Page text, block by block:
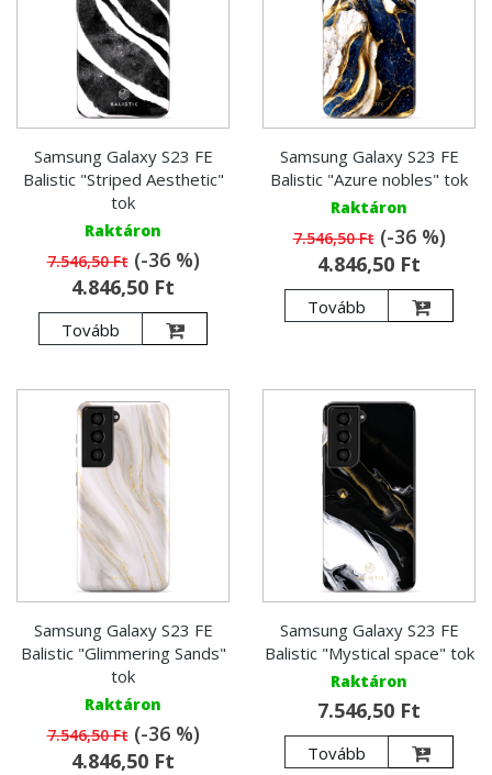
Samsung Galaxy S23 FE
Balistic "Striped Aesthetic"
tok
Raktáron
7.546,50 Ft(-36 %)
4.846,50 Ft
Tovább
Samsung Galaxy S23 FE
Balistic "Azure nobles" tok
Raktáron
7.546,50 Ft(-36 %)
4.846,50 Ft
Tovább
Samsung Galaxy S23 FE
Balistic "Glimmering Sands"
tok
Raktáron
7.546,50 Ft(-36 %)
4.846,50 Ft
Samsung Galaxy S23 FE
Balistic "Mystical space" tok
Raktáron
7.546,50 Ft
Tovább